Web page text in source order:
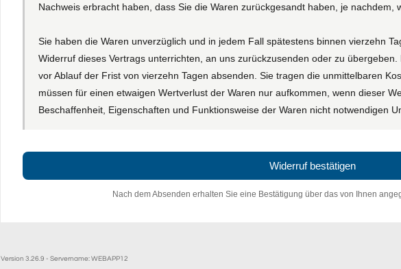
Nachweis erbracht haben, dass Sie die Waren zurückgesandt haben, je nachdem,
Sie haben die Waren unverzüglich und in jedem Fall spätestens binnen vierzehn
Widerruf dieses Vertrags unterrichten, an uns zurückzusenden oder zu
vor Ablauf der Frist von vierzehn Tagen absenden. Sie tragen die unmittelbaren
müssen für einen etwaigen Wertverlust der Waren nur aufkommen, wenn dieser
Beschaffenheit, Eigenschaften und Funktionsweise der Waren nicht notwendigen
Widerruf bestätigen
Nach dem Absenden erhalten Sie eine Bestätigung über das von Ihnen
Version 3.26.9 - Servername: WEBAPP12